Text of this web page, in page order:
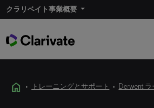
クラリベイト事業概要
home • トレーニングとサポート • Derwent